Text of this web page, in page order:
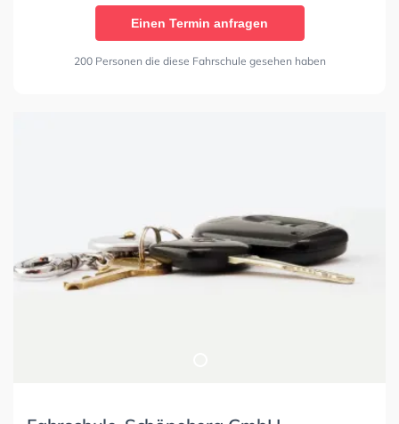
Einen Termin anfragen
200 Personen die diese Fahrschule gesehen haben